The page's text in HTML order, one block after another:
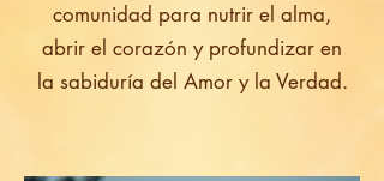
comunidad para nutrir el alma,
abrir el corazón y profundizar en
la sabiduría del Amor y la Verdad.